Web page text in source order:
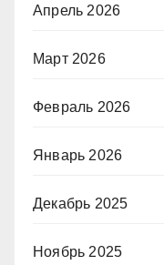
Апрель 2026
Март 2026
Февраль 2026
Январь 2026
Декабрь 2025
Ноябрь 2025